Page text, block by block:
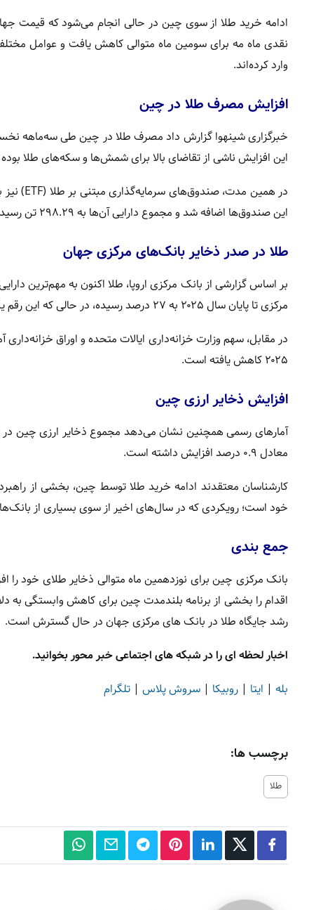
ادامه خرید طلا از سوی چین در حالی انجام می‌شود که قیمت
نقدی ماه مه برای سومین ماه متوالی کاهش یافت و عوامل مختلفی
وارد کرده‌اند.
افزایش مصرف طلا در چین
این افزایش ناشی از تقاضای بالا برای شمش‌ها و سکه‌های طلا
این صندوق‌ها اضافه شد و مجموع دارایی آن‌ها به ۲۹۸.۲۹ تن رسید.
طلا در صدر ذخایر بانک‌های مرکزی جهان
بر اساس گزارشی از بانک مرکزی اروپا، طلا اکنون به مهم‌ترین
مرکزی تا پایان سال ۲۰۲۵ به ۲۷ درصد رسیده، در حالی که این رقم یک سال قبل ۲۰ درصد بود.
در مقابل، سهم وزارت خزانه‌داری ایالات متحده
۲۰۲۵ کاهش یافته است.
افزایش ذخایر ارزی چین
معادل ۰.۹ درصد افزایش داشته است.
کارشناسان معتقدند ادامه خرید طلا توسط چین، بخشی از
خود است؛ رویکردی که در سال‌های اخیر از سوی بسیاری از
جمع بندی
اقدام را بخشی از برنامه بلندمدت چین برای کاهش وابستگی به
رشد جایگاه طلا در بانک های مرکزی جهان در حال گسترش است.
اخبار لحظه ای را در شبکه های اجتماعی خبر محور بخوانید.
بله | ایتا | روبیکا | سروش پلاس | تلگرام
برچسب ها:
طلا